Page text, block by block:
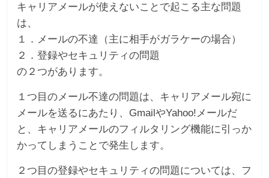
キャリアメールが使えないことで起こる主な問題
は、
１．メールの不達（主に相手がガラケーの場合）
２．登録やセキュリティの問題
の２つがあります。
１つ目のメール不達の問題は、キャリアメール宛に
メールを送るにあたり、GmailやYahoo!メールだ
と、キャリアメールのフィルタリング機能に引っか
かってしまうことで発生します。
２つ目の登録やセキュリティの問題については、フ